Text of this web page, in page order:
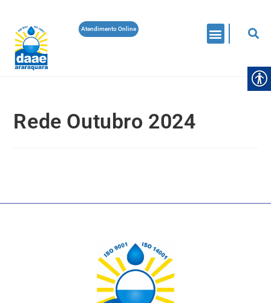
Atendimento Online
Rede Outubro 2024